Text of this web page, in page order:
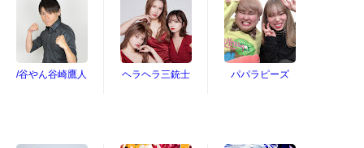
/谷やん谷崎鷹人 ヘラヘラ三銃士 パパラピーズ